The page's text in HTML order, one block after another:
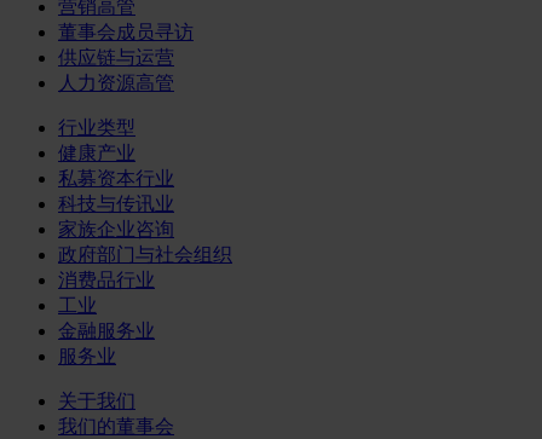
营销高管
董事会成员寻访
供应链与运营
人力资源高管
行业类型
健康产业
私募资本行业
科技与传讯业
家族企业咨询
政府部门与社会组织
消费品行业
工业
金融服务业
服务业
关于我们
我们的董事会